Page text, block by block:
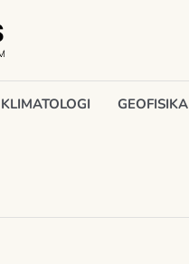
KLIMATOLOGI GEOFISIKA